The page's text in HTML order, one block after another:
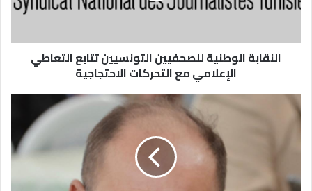
النقابة الوطنية للصحفيين التونسيين تتابع التعاطي
الإعلامي مع التحركات الاحتجاجية